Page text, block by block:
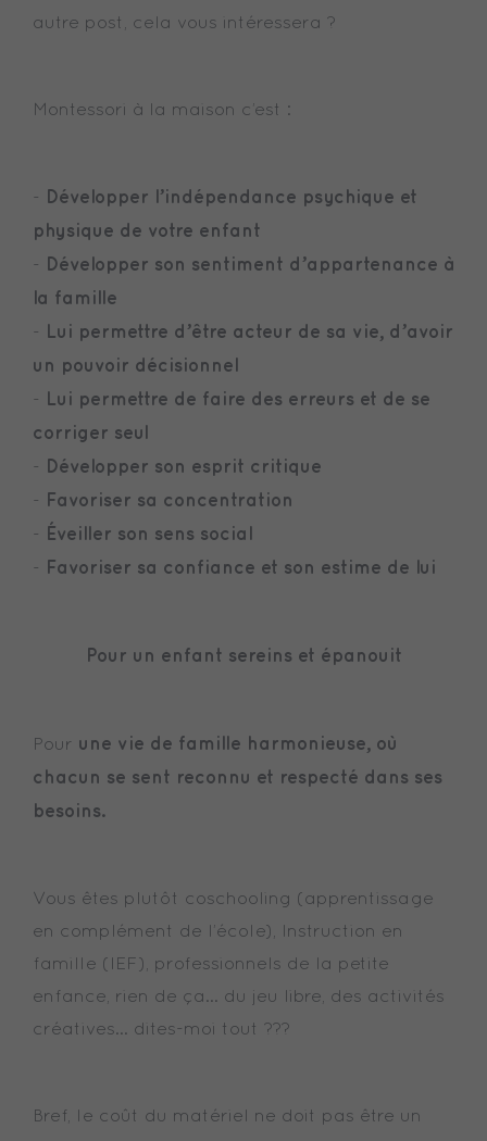
autre post, cela vous intéressera ?
Montessori à la maison c’est :
-
Développer l’indépendance psychique et
physique de votre enfant
-
Développer son sentiment d’appartenance à
la famille
-
Lui permettre d’être acteur de sa vie, d’avoir
un pouvoir décisionnel
-
Lui permettre de faire des erreurs et de se
corriger seul
- Développer son esprit critique
- Favoriser sa concentration
- Éveiller son sens social
- Favoriser sa confiance et son estime de lui
Pour un enfant sereins et épanouit
Pour une vie de famille harmonieuse, où
chacun se sent reconnu et respecté dans ses
besoins.
Vous êtes plutôt coschooling (apprentissage
en complément de l’école), Instruction en
famille (IEF), professionnels de la petite
enfance, rien de ça… du jeu libre, des activités
créatives… dites-moi tout ???
Bref, le coût du matériel ne doit pas être un